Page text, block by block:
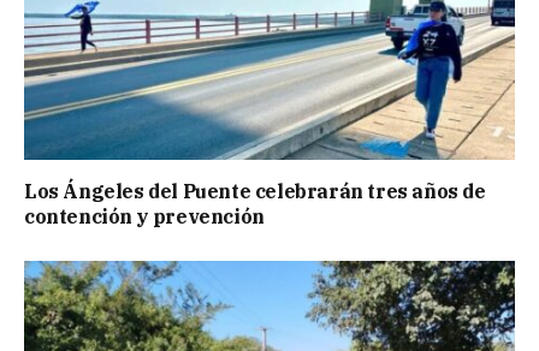
Los Ángeles del Puente celebrarán tres años de
contención y prevención